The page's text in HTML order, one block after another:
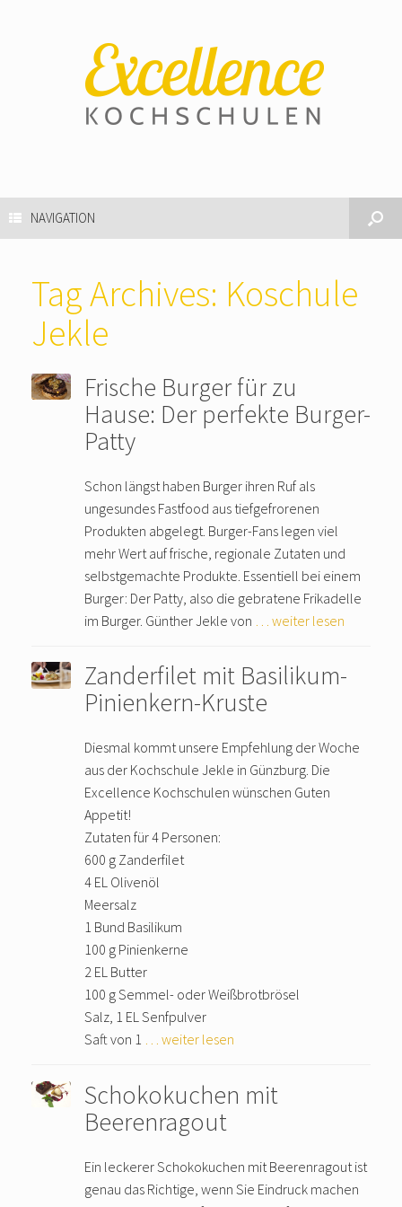
NAVIGATION
Tag Archives: Koschule
Jekle
Frische Burger für zu
Hause: Der perfekte Burger-
Patty
Schon längst haben Burger ihren Ruf als
ungesundes Fastfood aus tiefgefrorenen
Produkten abgelegt. Burger-Fans legen viel
mehr Wert auf frische, regionale Zutaten und
selbstgemachte Produkte. Essentiell bei einem
Burger: Der Patty, also die gebratene Frikadelle
im Burger. Günther Jekle von
… weiter lesen
Zanderfilet mit Basilikum-
Pinienkern-Kruste
Diesmal kommt unsere Empfehlung der Woche
aus der Kochschule Jekle in Günzburg. Die
Excellence Kochschulen wünschen Guten
Appetit!
Zutaten für 4 Personen:
600 g Zanderfilet
4 EL Olivenöl
Meersalz
1 Bund Basilikum
100 g Pinienkerne
2 EL Butter
100 g Semmel- oder Weißbrotbrösel
Salz, 1 EL Senfpulver
Saft von 1 … weiter lesen
Schokokuchen mit
Beerenragout
Ein leckerer Schokokuchen mit Beerenragout ist
genau das Richtige, wenn Sie Eindruck machen